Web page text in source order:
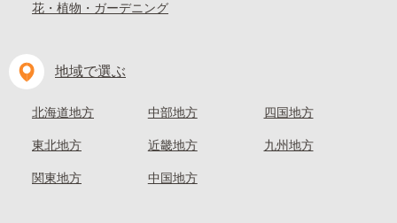
花・植物・ガーデニング
地域で選ぶ
北海道地方
東北地方
関東地方
中部地方
近畿地方
中国地方
四国地方
九州地方